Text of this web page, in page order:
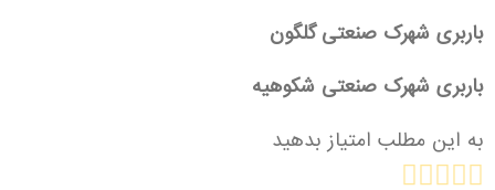
باربری شهرک صنعتی گلگون
باربری شهرک صنعتی شکوهیه
به این مطلب امتیاز بدهید